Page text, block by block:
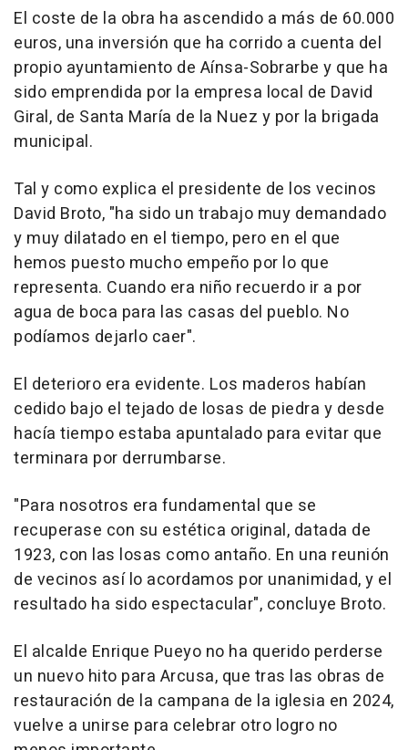
El coste de la obra ha ascendido a más de 60.000
euros, una inversión que ha corrido a cuenta del
propio ayuntamiento de Aínsa-Sobrarbe y que ha
sido emprendida por la empresa local de David
Giral, de Santa María de la Nuez y por la brigada
municipal.
Tal y como explica el presidente de los vecinos
David Broto, "ha sido un trabajo muy demandado
y muy dilatado en el tiempo, pero en el que
hemos puesto mucho empeño por lo que
representa. Cuando era niño recuerdo ir a por
agua de boca para las casas del pueblo. No
podíamos dejarlo caer".
El deterioro era evidente. Los maderos habían
cedido bajo el tejado de losas de piedra y desde
hacía tiempo estaba apuntalado para evitar que
terminara por derrumbarse.
"Para nosotros era fundamental que se
recuperase con su estética original, datada de
1923, con las losas como antaño. En una reunión
de vecinos así lo acordamos por unanimidad, y el
resultado ha sido espectacular", concluye Broto.
El alcalde Enrique Pueyo no ha querido perderse
un nuevo hito para Arcusa, que tras las obras de
restauración de la campana de la iglesia en 2024,
vuelve a unirse para celebrar otro logro no